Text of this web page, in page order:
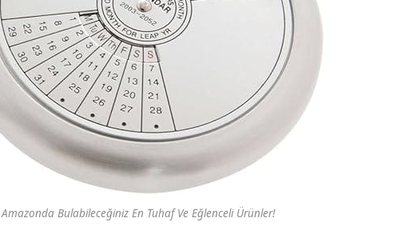
Amazonda Bulabileceğiniz En Tuhaf Ve Eğlenceli Ürünler!